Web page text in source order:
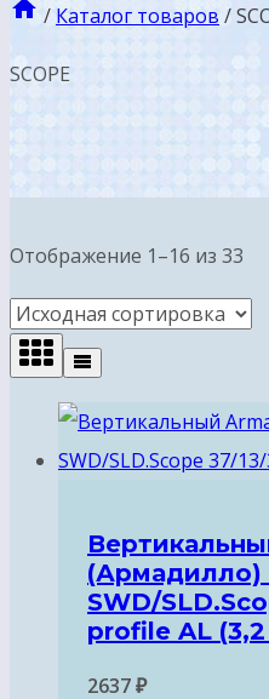
/ Каталог товаров /
SCOPE
Отображение 1–16 из 33
SWD/
profile AL
2637₽